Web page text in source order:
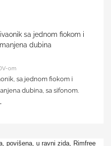
sa jednom fiokom i
dubina
om
sa jednom fiokom i
dubina, sa sifonom.